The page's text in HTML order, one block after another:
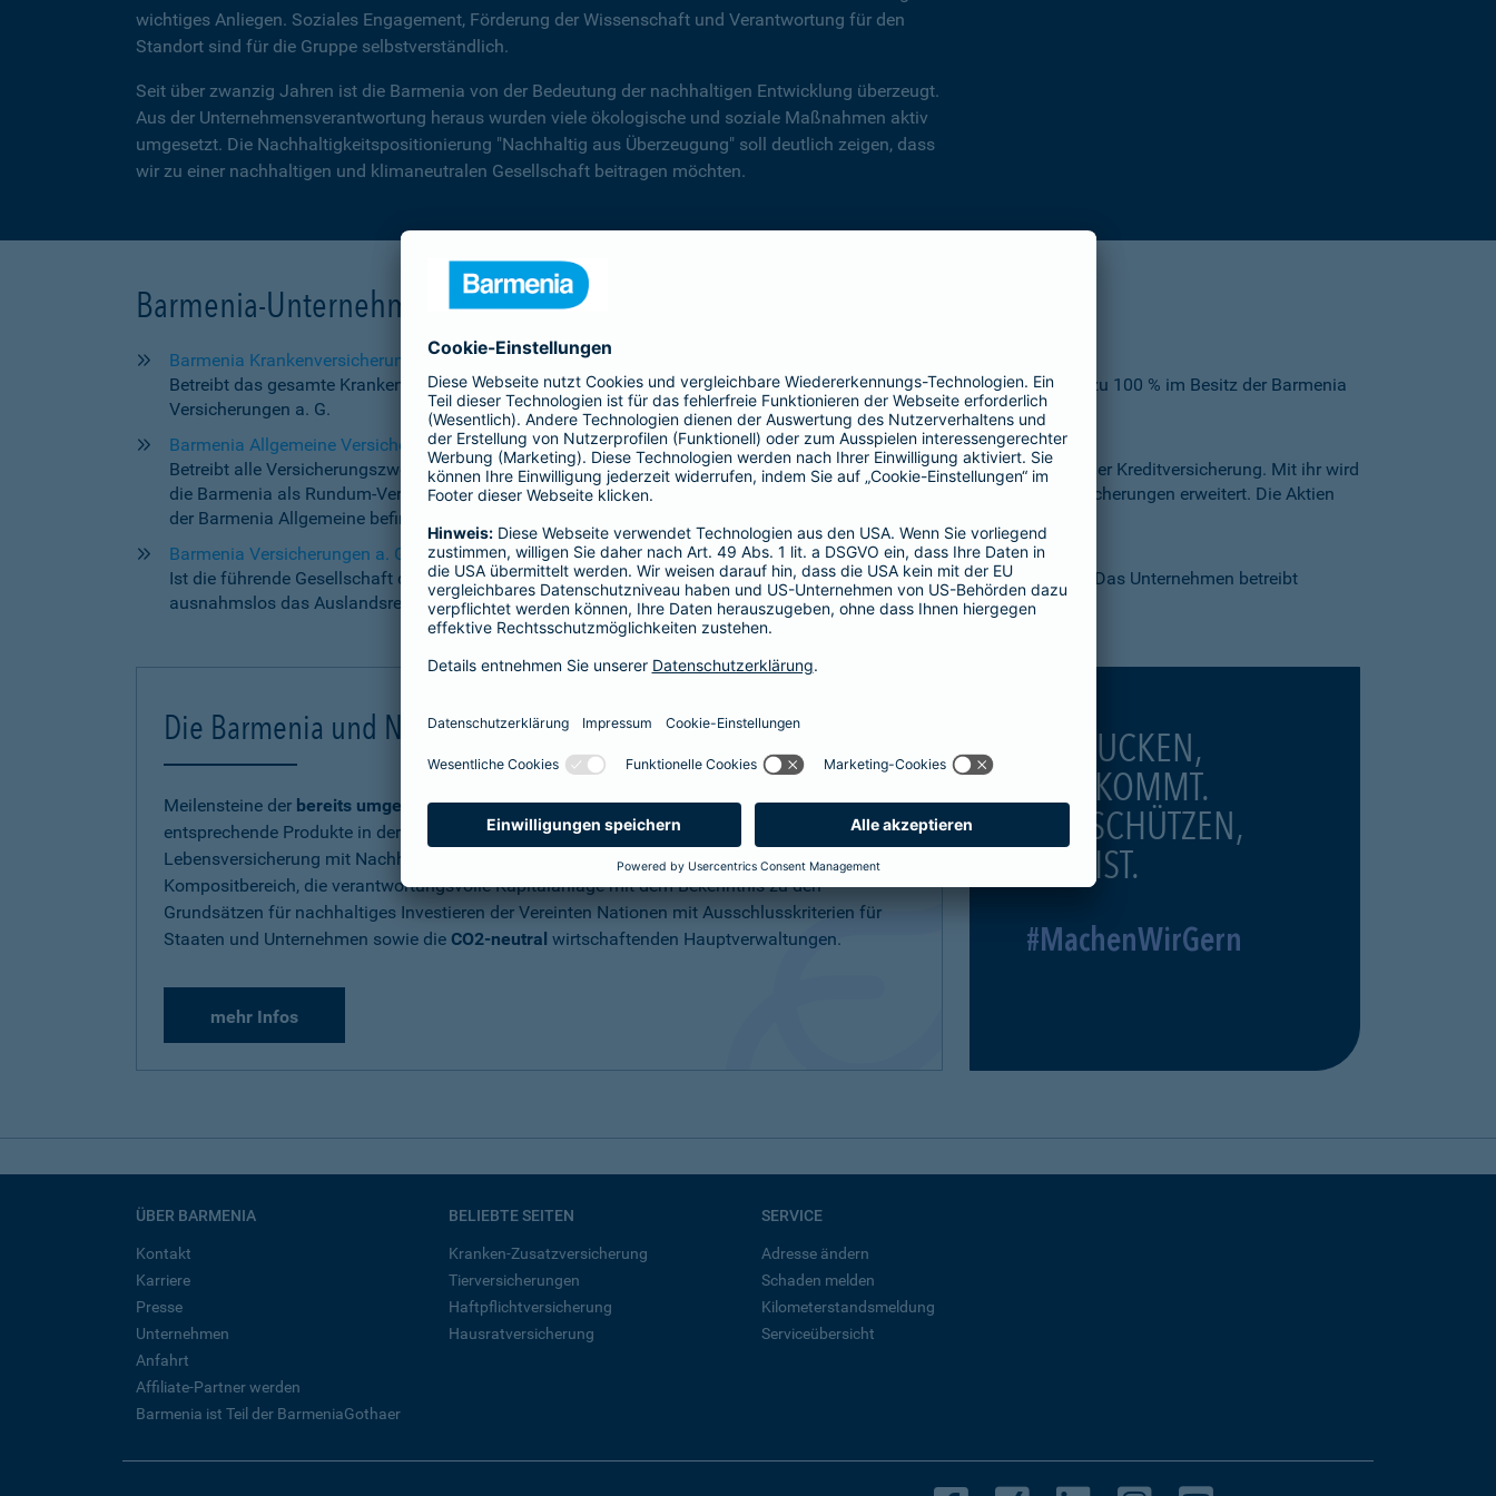
wichtiges Anliegen. Soziales Engagement, Förderung der Wissenschaft und Verantwortung für den
Standort sind für die Gruppe selbstverständlich.
Seit über zwanzig Jahren ist die Barmenia von der Bedeutung der nachhaltigen Entwicklung überzeugt.
Aus der Unternehmensverantwortung heraus wurden viele ökologische und soziale Maßnahmen aktiv
umgesetzt. Die Nachhaltigkeitspositionierung "Nachhaltig aus Überzeugung" soll deutlich zeigen, dass
wir zu einer nachhaltigen und klimaneutralen Gesellschaft beitragen möchten.
Barmenia-Unternehmen
Barmenia Krankenversicherung AG
Betreibt das gesamte Krankenversicherungsgeschäft. Die Aktien der Barmenia Krankenversicherung AG befinden sich zu 100 % im Besitz der Barmenia
Versicherungen a. G.
Barmenia Allgemeine Versicherungs-AG
Betreibt alle Versicherungszweige mit Ausnahme der Lebensversicherung, der substitutiven Krankenversicherung und der Kreditversicherung. Mit ihr wird
die Barmenia als Rundum-Versicherer komplett und das Angebot um Sach-, Haftpflicht-, Unfall- und Kraftfahrzeugversicherungen erweitert. Die Aktien
der Barmenia Allgemeine befinden sich zu 100 % im Besitz der Barmenia Versicherungen a. G.
Barmenia Versicherungen a. G.
Ist die führende Gesellschaft der Barmenia-Unternehmensgruppe. Die Abkürzung "a. G." steht für "auf Gegenseitigkeit". Das Unternehmen betreibt
ausnahmslos das Auslandsreisekrankenversicherungsgeschäft.
Die Barmenia und Nachhaltigkeit
Meilensteine der bereits umgesetzten ökologischen und sozialen Maßnahmen sind
entsprechende Produkte in der Krankenversicherung mit Gesundheitsservices, in der
Lebensversicherung mit Nachhaltigkeitsfonds sowie nachhaltigen Lösungen im
Kompositbereich, die verantwortungsvolle Kapitalanlage mit dem Bekenntnis zu den
Grundsätzen für nachhaltiges Investieren der Vereinten Nationen mit Ausschlusskriterien für
Staaten und Unternehmen sowie die CO2-neutral wirtschaftenden Hauptverwaltungen.
mehr Infos
SIE GUCKEN,
WAS KOMMT.
WIR SCHÜTZEN,
WAS IST.
#MachenWirGern
ÜBER BARMENIA
Kontakt
Karriere
Presse
Unternehmen
Anfahrt
Affiliate-Partner werden
Barmenia ist Teil der BarmeniaGothaer
BELIEBTE SEITEN
Kranken-Zusatzversicherung
Tierversicherungen
Haftpflichtversicherung
Hausratversicherung
SERVICE
Adresse ändern
Schaden melden
Kilometerstandsmeldung
Serviceübersicht